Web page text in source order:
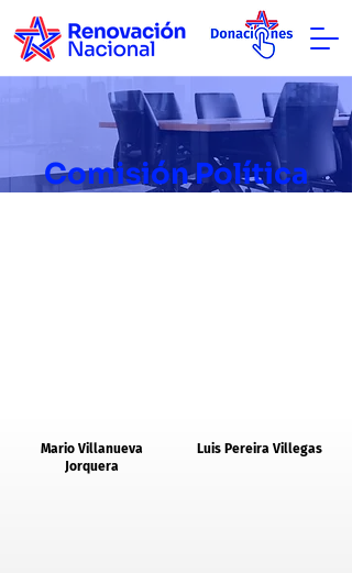
Comisión Política
Mario Villanueva
Jorquera
Luis Pereira Villegas